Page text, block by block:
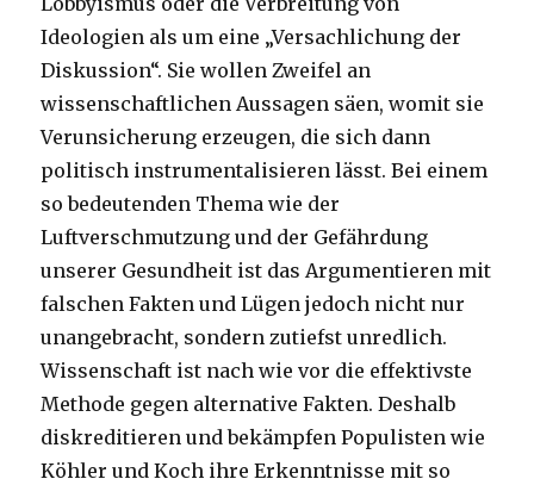
Ideologien als um eine „Versachlichung der
Diskussion“. Sie wollen Zweifel an
wissenschaftlichen Aussagen säen, womit sie
Verunsicherung erzeugen, die sich dann
politisch instrumentalisieren lässt. Bei einem
so bedeutenden Thema wie der
Luftverschmutzung und der Gefährdung
unserer Gesundheit ist das Argumentieren mit
falschen Fakten und Lügen jedoch nicht nur
unangebracht, sondern zutiefst unredlich.
Wissenschaft ist nach wie vor die effektivste
Methode gegen alternative Fakten. Deshalb
diskreditieren und bekämpfen Populisten wie
Köhler und Koch ihre Erkenntnisse mit so